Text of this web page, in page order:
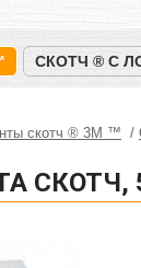
СКОТЧ ® С
скотч ® 3M ™